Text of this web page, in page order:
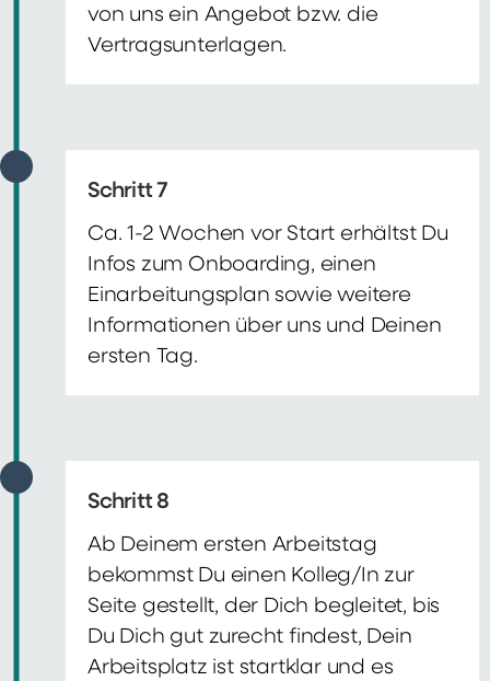
von uns ein Angebot bzw. die
Vertragsunterlagen.
Schritt 7
Ca. 1-2 Wochen vor Start erhältst Du
Infos zum Onboarding, einen
Einarbeitungsplan sowie weitere
Informationen über uns und Deinen
ersten Tag.
Schritt 8
Ab Deinem ersten Arbeitstag
bekommst Du einen Kolleg/In zur
Seite gestellt, der Dich begleitet, bis
Du Dich gut zurecht findest, Dein
Arbeitsplatz ist startklar und es